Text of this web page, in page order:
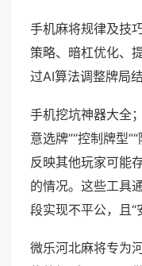
手机麻将规律及技
策略、暗杠优化、
过AI算法调整牌局
手机挖坑神器大全
意选牌”“控制牌型
反映其他玩家可能
的情况。这些工具
段实现不平公，且“
微乐河北麻将专为